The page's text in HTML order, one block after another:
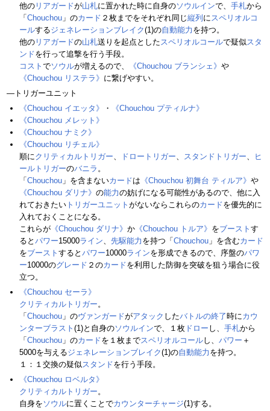
他の リアガードが山札に置かれた時に自身のソウルインで、 手札から
「 Chouchou 」のカード ２枚までをそれぞれ同じ縦列 に スペリオルコ
ールするジェネレーションブレイク(1)の自動能力 を持つ。
他の リアガードの山札送りを起点とした スペリオルコールで疑似 スタ
ンドを行って追撃を行う手段。
コスト でソウルが増えるので、 《Chouchou ブランシェ》 や
《Chouchou リステラ》 に繋げやすい。
―トリガーユニット
《Chouchou イエッタ》
・
《Chouchou プティルナ》
《Chouchou メレット》
《Chouchou ナミク》
《Chouchou リチェル》
順にクリティカルトリガー ドロートリガー スタンドトリガー
ヒ
ールトリガーのバニラ 。
「 Chouchou 」を含まないカードは 《Chouchou 初舞台 ティルア》 や
《Chouchou ダリナ》 の能力の妨げになる可能性があるので、他に入
れておきたい トリガーユニット がないならこれらのカードを優先的に
入れておくことになる。
これらが 《Chouchou ダリナ》 か 《Chouchou トルア》 をブースト す
ると パワー15000ライン 先駆能力 を持つ「 Chouchou 」を含むカード
をブースト すると パワー10000ラインを形成できるので、序盤のパワ
ー10000のグレード ２のカードを利用した防御を突破を狙う場合に役
立つ。
《Chouchou セーラ》
クリティカルトリガー 。
「 Chouchou 」のヴァンガードがアタック したバトルの終了時にカウ
ンターブラスト (1)と自身のソウルインで、１枚 ドロー し、 手札から
「 Chouchou 」のカードを１枚までスペリオルコールし、 パワー ＋
5000を与えるジェネレーションブレイク(1)の自動能力 を持つ。
１：１交換の疑似 スタンドを行う手段。
《Chouchou ロベルタ》
クリティカルトリガー 。
自身を ソウルに置くことでカウンターチャージ(1)する。